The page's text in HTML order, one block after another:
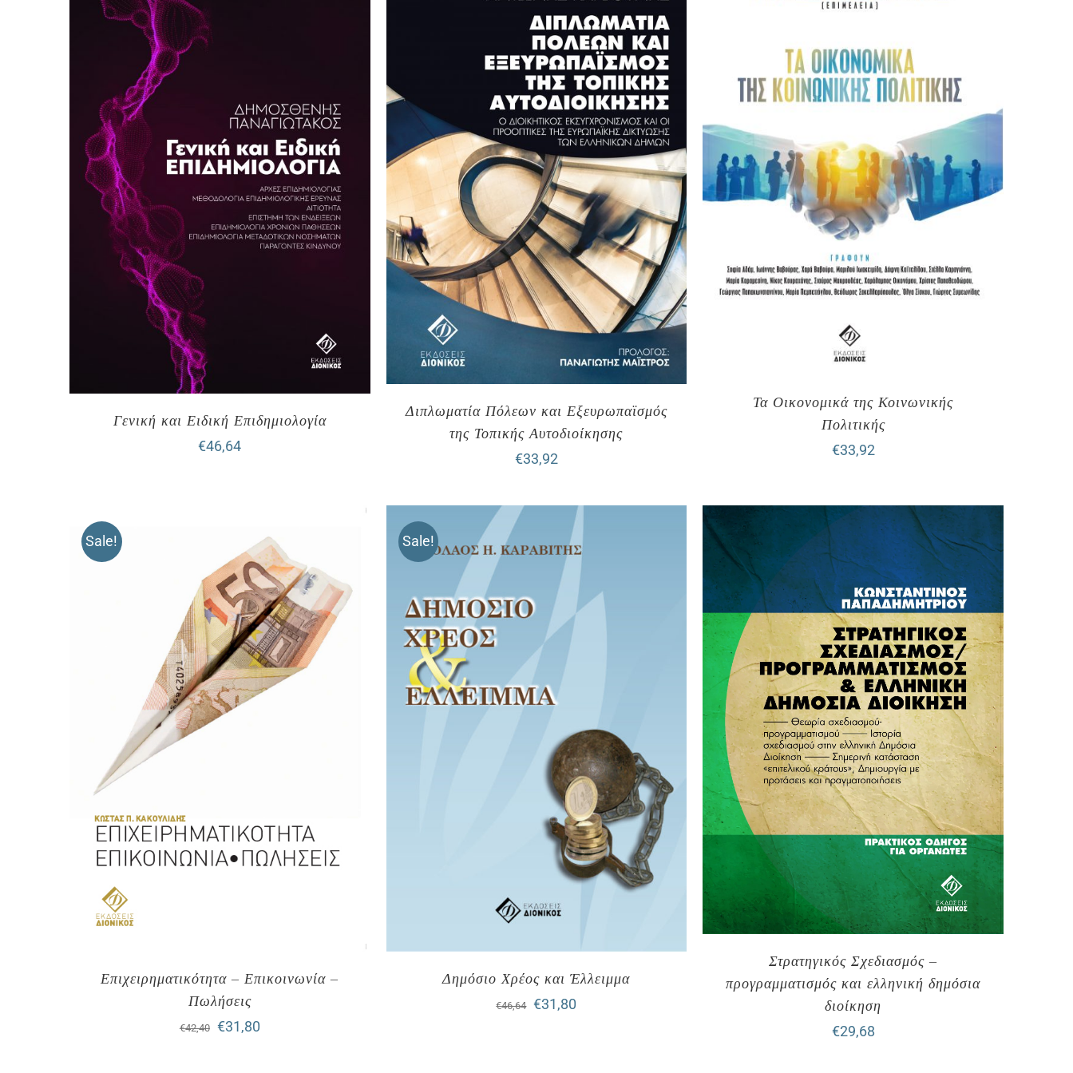
Γενική και Ειδική Επιδημιολογία
€46,64
Διπλωματία Πόλεων και Εξευρωπαϊσμός
της Τοπικής Αυτοδιοίκησης
€33,92
Τα Οικονομικά της Κοινωνικής
Πολιτικής
€33,92
Sale!
Επιχειρηματικότητα – Επικοινωνία –
Πωλήσεις
€42,40
Original
€31,80Η
Sale!
Δημόσιο Χρέος και Έλλειμμα
€46,64 Original
€31,80
Στρατηγικός Σχεδιασμός –
προγραμματισμός και ελληνική δημόσια
διοίκηση
€29,68